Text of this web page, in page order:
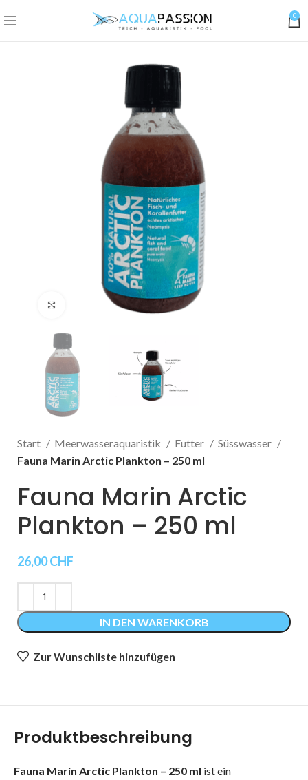
0
Klick zum Vergrößern
Start Meerwasseraquaristik Futter
Süsswasser
Fauna Marin Arctic Plankton – 250 ml
Fauna Marin Arctic
Plankton – 250 ml
26,00CHF
IN DEN WARENKORB
Zur Wunschliste hinzufügen
Produktbeschreibung
Fauna Marin Arctic Plankton – 250 ml ist ein